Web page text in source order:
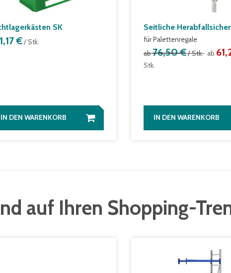
SK
1,17 €/ Stk.
IN DEN WARENKORB
Seitliche
für Palettenregale
ab76,50 €/ Stk. ab
Stk.
IN DEN WARENKORB
auf Ihren Shopping-